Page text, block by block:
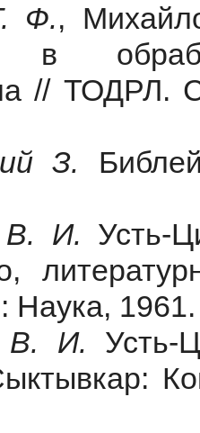
Ф.,
в
// ТОДРЛ.
З.
И. Усть-
1961.
В. И. Усть-